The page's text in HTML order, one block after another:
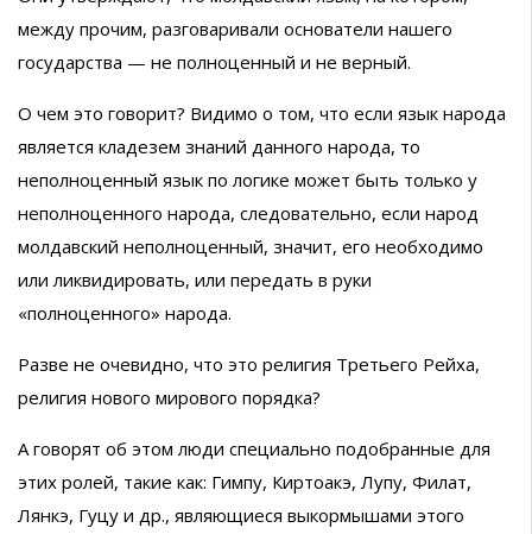
между прочим, разговаривали основатели нашего
государства — не полноценный и не верный.
О чем это говорит? Видимо о том, что если язык народа
является кладезем знаний данного народа, то
неполноценный язык по логике может быть только у
неполноценного народа, следовательно, если народ
молдавский неполноценный, значит, его необходимо
или ликвидировать, или передать в руки
«полноценного» народа.
Разве не очевидно, что это религия Третьего Рейха,
религия нового мирового порядка?
А говорят об этом люди специально подобранные для
этих ролей, такие как: Гимпу, Киртоакэ, Лупу, Филат,
Лянкэ, Гуцу и др., являющиеся выкормышами этого